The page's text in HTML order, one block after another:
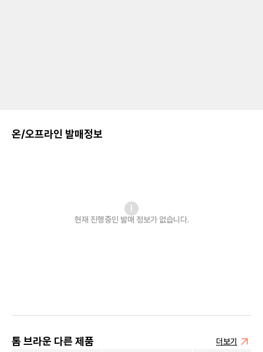
온/오프라인 발매정보
현재 진행중인 발매 정보가 없습니다.
톰 브라운 다른 제품 더보기